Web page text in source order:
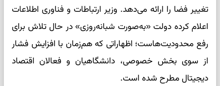
تغییر فضا را ارائه می‌دهد. وزیر ارتباطات و فناوری اطلاعات
اعلام کرده دولت «به‌صورت شبانه‌روزی» در حال تلاش برای
رفع محدودیت‌هاست؛ اظهاراتی که هم‌زمان با افزایش فشار
از سوی بخش خصوصی، دانشگاهیان و فعالان اقتصاد
دیجیتال مطرح شده است.